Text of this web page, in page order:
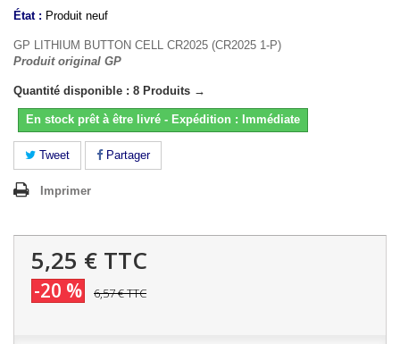
État : Produit neuf
GP LITHIUM BUTTON CELL CR2025 (CR2025 1-P)
Produit original GP
Quantité disponible : 8 Produits →
En stock prêt à être livré - Expédition : Immédiate
Tweet Partager
Imprimer
5,25 € TTC
-20 % 6,57 €TTC